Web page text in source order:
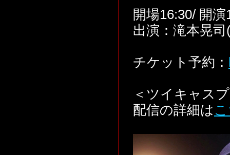
開場16:30/ 開
出演：滝本晃
チケット予約：
＜ツイキャス
配信の詳細は